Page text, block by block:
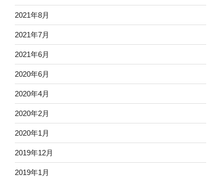
2021年8月
2021年7月
2021年6月
2020年6月
2020年4月
2020年2月
2020年1月
2019年12月
2019年1月